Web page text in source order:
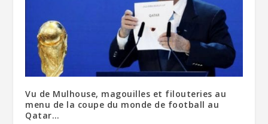
Vu de Mulhouse, magouilles et filouteries au
menu de la coupe du monde de football au
Qatar…